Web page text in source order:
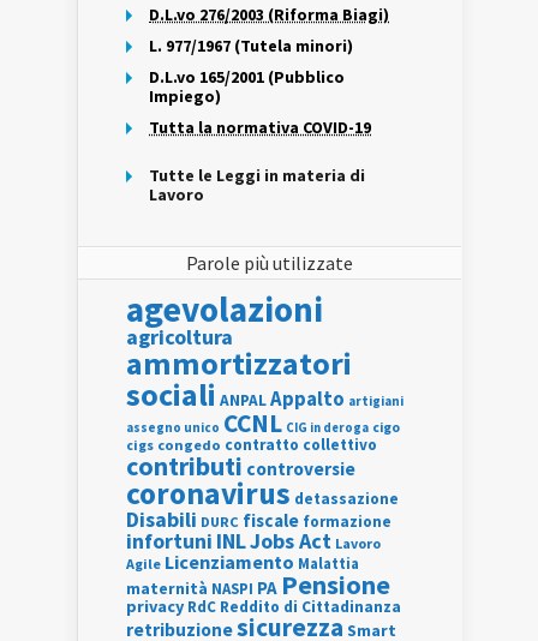
D.L.vo 276/2003 (Riforma Biagi)
L. 977/1967 (Tutela minori)
D.L.vo 165/2001 (Pubblico
Impiego)
Tutta la normativa COVID-19
Tutte le Leggi in materia di
Lavoro
Parole più utilizzate
agevolazioni
agricoltura
ammortizzatori
sociali ANPALAppalto artigiani
assegno unico CCNL CIG in deroga cigo
cigs congedo contratto collettivo
contributi controversie
coronavirus detassazione
Disabili DURC fiscale formazione
infortuni INLJobs Act Lavoro
Agile Licenziamento Malattia
maternità NASPI PA Pensione
privacy RdC Reddito di Cittadinanza
retribuzionesicurezza Smart